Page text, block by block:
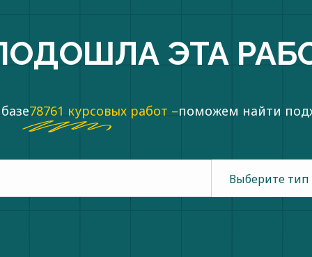
ЭТА
78761 курсовых работ –поможем найти
Выберите тип